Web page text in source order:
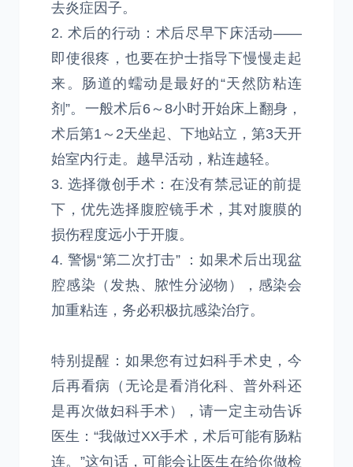
去炎症因子。
2. 术后的行动：术后尽早下床活动——
即使很疼，也要在护士指导下慢慢走起
来。肠道的蠕动是最好的“天然防粘连
剂”。一般术后6～8小时开始床上翻身，
术后第1～2天坐起、下地站立，第3天开
始室内行走。越早活动，粘连越轻。
3. 选择微创手术：在没有禁忌证的前提
下，优先选择腹腔镜手术，其对腹膜的
损伤程度远小于开腹。
4. 警惕“第二次打击” ：如果术后出现盆
腔感染（发热、脓性分泌物），感染会
加重粘连，务必积极抗感染治疗。
特别提醒：如果您有过妇科手术史，今
后再看病（无论是看消化科、普外科还
是再次做妇科手术），请一定主动告诉
医生：“我做过XX手术，术后可能有肠粘
连。”这句话，可能会让医生在给你做检